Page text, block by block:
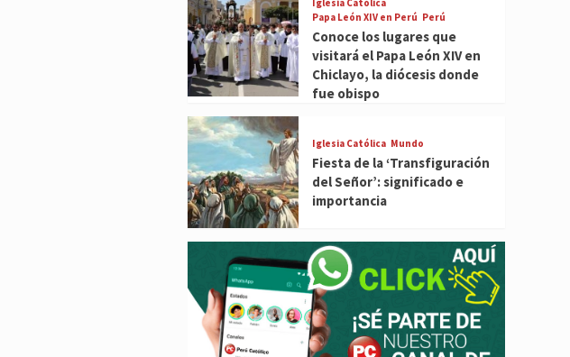
Iglesia Católica
Papa León XIV en Perú Perú
Conoce los lugares que
visitará el Papa León XIV en
Chiclayo, la diócesis donde
fue obispo
Iglesia Católica Mundo
Fiesta de la ‘Transfiguración
del Señor’: significado e
importancia